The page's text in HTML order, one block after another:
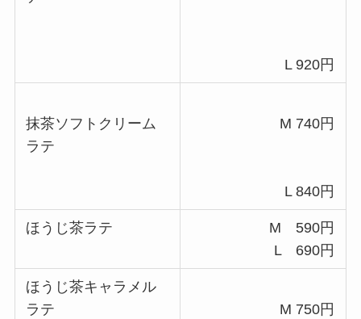
L 920円
抹茶ソフトクリーム
ラテ
M 740円
L 840円
ほうじ茶ラテ
M 590円
L 690円
ほうじ茶キャラメル
ラテ
M 750円